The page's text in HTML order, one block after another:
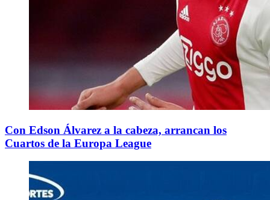
Con Edson Álvarez a la cabeza, arrancan los
Cuartos de la Europa League